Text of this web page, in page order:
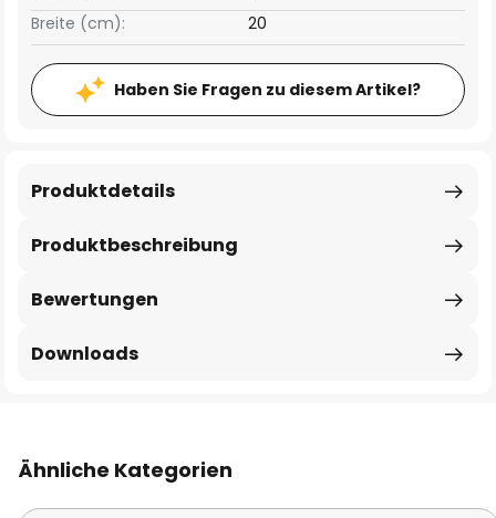
Breite (cm): 20
Haben Sie Fragen zu diesem Artikel?
Produktbeschreibung
Produktdetails
Bewertungen
Downloads
Ähnliche Kategorien